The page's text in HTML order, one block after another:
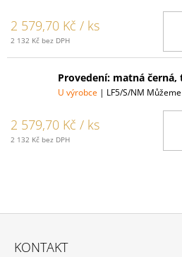
2 579,70 Kč / ks
2 132 Kč bez DPH
Provedení: matná černá,
U výrobce | LF5/S/NM
2 579,70 Kč / ks
2 132 Kč bez DPH
KONTAKT